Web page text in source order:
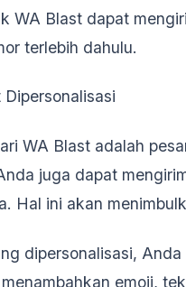
WA Blast dapat
terlebih dahulu.
Dipersonalisasi
WA Blast adalah
juga dapat
Hal ini akan
dipersonalisasi,
emoji,